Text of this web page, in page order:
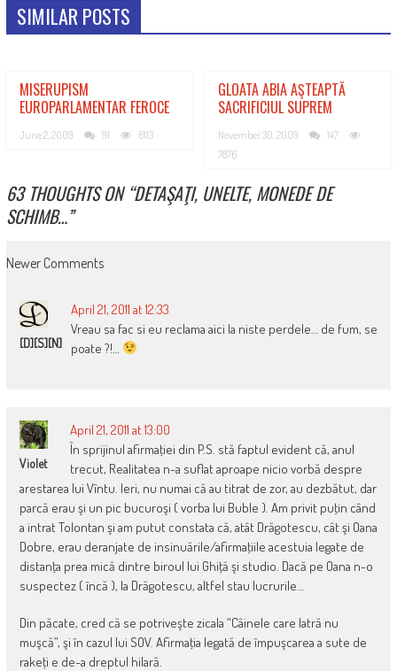
SIMILAR POSTS
MISERUPISM
EUROPARLAMENTAR FEROCE
June 2, 2009 91 6113
GLOATA ABIA AŞTEAPTĂ
SACRIFICIUL SUPREM
November 30, 2009
147
7876
63 THOUGHTS ON “DETAŞAŢI, UNELTE, MONEDE DE
SCHIMB…”
COMMENT
NAVIGATION
Newer Comments
[D][S][N]
April 21, 2011 at 12:33
Vreau sa fac si eu reclama aici la niste perdele… de fum, se
poate ?!…
Violet
April 21, 2011 at 13:00
În sprijinul afirmaţiei din P.S. stă faptul evident că, anul
trecut, Realitatea n-a suflat aproape nicio vorbă despre
arestarea lui Vîntu. Ieri, nu numai că au titrat de zor, au dezbătut, dar
parcă erau şi un pic bucuroşi ( vorba lui Buble ). Am privit puţin când
a intrat Tolontan şi am putut constata că, atât Drăgotescu, cât şi Oana
Dobre, erau deranjate de insinuările/afirmaţiile acestuia legate de
distanţa prea mică dintre biroul lui Ghiţă şi studio. Dacă pe Oana n-o
suspectez ( încă ), la Drăgotescu, altfel stau lucrurile…
Din păcate, cred că se potriveşte zicala “Câinele care latră nu
muşcă”, şi în cazul lui SOV. Afirmaţia legată de împuşcarea a sute de
rakeţi e de-a dreptul hilară.